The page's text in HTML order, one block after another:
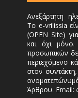
Ανεξάρτητη
Το e-vrilissia
(OPEN Site)
και όχι μόνο.
προσωπικών
περιεχόμενο
στον
Άρθρου. Email: